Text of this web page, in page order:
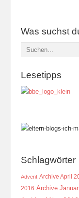
Was suchst
Lesetipps
Schlagwörter
Advent Archive April
2016 Archive